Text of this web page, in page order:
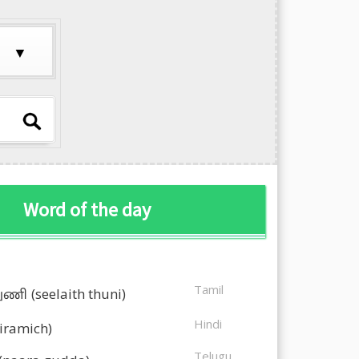
Word of the day
(seelaith thuni) Tamil
Hindi
Telugu